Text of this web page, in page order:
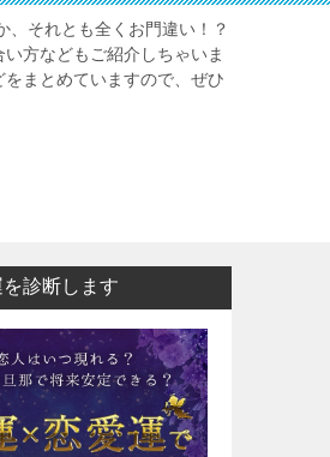
それとも全くお門違い！？
方などもご紹介しちゃいま
まとめていますので、ぜひ
診断します